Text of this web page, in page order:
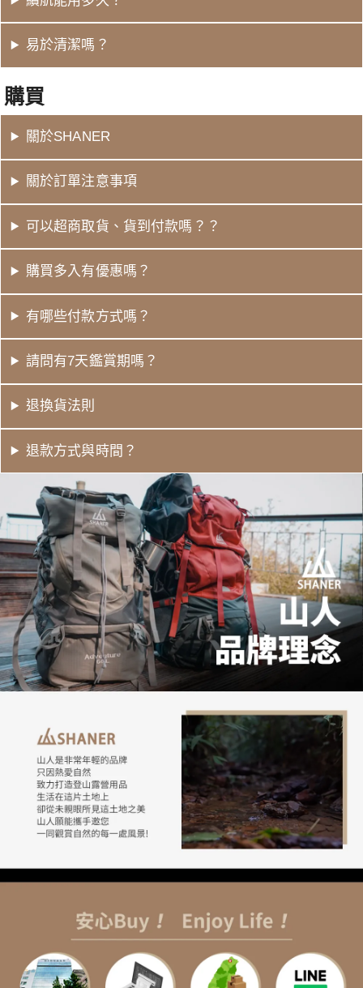
易於清潔嗎？
購買
關於SHANER
關於訂單注意事項
可以超商取貨、貨到付款嗎？？
購買多入有優惠嗎？
有哪些付款方式嗎？
請問有7天鑑賞期嗎？
退換貨法則
退款方式與時間？